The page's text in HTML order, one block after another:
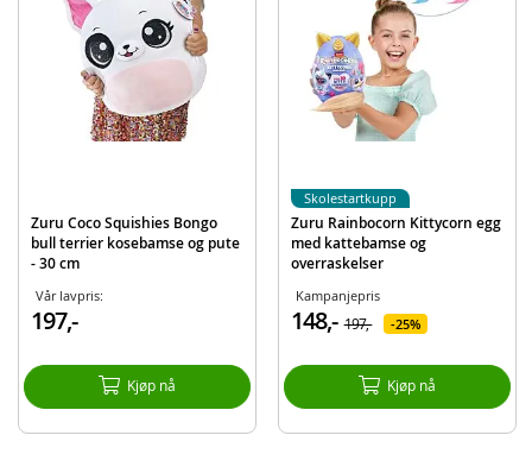
Zuru Coco Squishies Bongo
bull terrier kosebamse og pute
- 30 cm
Vår lavpris:
197,-
Kjøp nå
Zuru Rainbocorn Kittycorn egg
med kattebamse og
overraskelser
Kampanjepris
148,- 197,- 25%
Kjøp nå
Skolestartkupp